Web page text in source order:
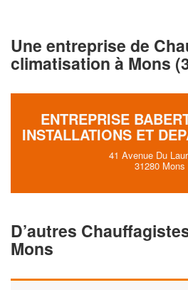
Une entreprise de
climatisation à Mons
ENTREPRISE
INSTALLATIONS ET
41 Avenue Du
31280 Mons
D’autres
Mons
Augmentez
vos margestout
En